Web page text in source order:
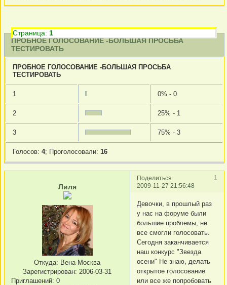
ПРОБНОЕ ГОЛОСОВАНИЕ -БОЛЬШАЯ ПРОСЬБА
ТЕСТИРОВАТЬ
Страница: 1
ПРОБНОЕ ГОЛОСОВАНИЕ -БОЛЬШАЯ ПРОСЬБА
ТЕСТИРОВАТЬ
1 0% - 0
2 25% - 1
3 75% - 3
Голосов:4; Проголосовали: 16
Поделиться
1
2009-11-27 21:56:48
Лиля
Откуда: Вена-Москва
Зарегистрирован: 2006-03-31
Приглашений: 0
Девочки, в прошлый раз
у нас на форуме были
большие проблемы, не
все смогли голосовать.
Сегодня заканчивается
наш конкурс "Звезда
осени" Не знаю, делать
открытое голосование
или все же попробовать